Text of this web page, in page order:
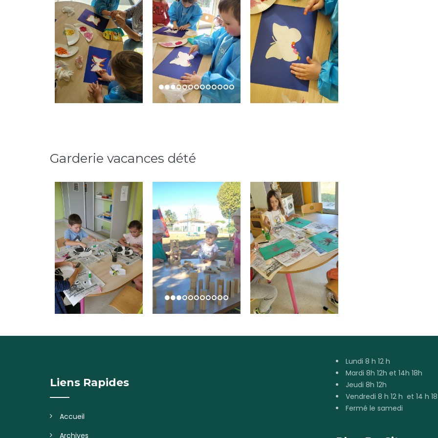
Garderie vacances dété
Liens Rapides
Accueil
Archives
Lundi 8 h 12 h
Mardi 8h 12h et 14h 18h
Jeudi 8h 12h
Vendredi 8 h 12 h et 14 h
Fermé le samedi